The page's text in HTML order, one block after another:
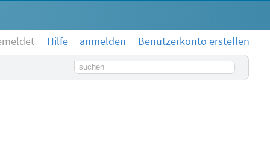
Hilfe anmelden
Benutzerkonto erstellen
Suchbegriff